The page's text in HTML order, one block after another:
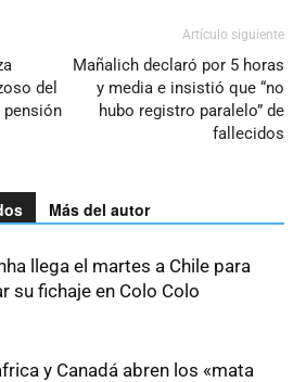
del
pensión
Artículo siguiente
Mañalich declaró por 5 horas
y media e insistió que “no
hubo registro paralelo” de
fallecidos
Más del autor
llega el martes a Chile para
su fichaje en Colo Colo
y Canadá abren los «mata